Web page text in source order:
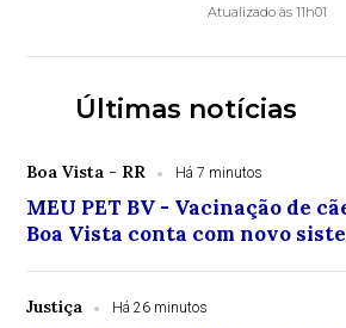
Atualizado às 11h01
Últimas notícias
Boa Vista - RR Há 7 minutos
MEU PET BV - Vacinação de
Boa Vista conta com novo
Justiça Há 26 minutos